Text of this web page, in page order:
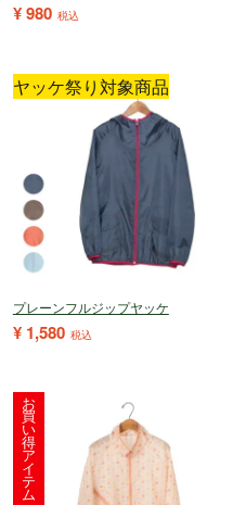
¥980 税込
ヤッケ祭り対象商品
プレーンフルジップヤッケ
¥ 1,580 税込
お
買
い
得
ア
イ
テ
ム